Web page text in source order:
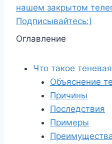
нашем закрытом
Подписывайтесь:)
Оглавление
Что такое
Объяснение
Причины
Последствия
Примеры